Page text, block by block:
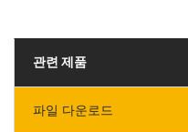
관련 제품
파일 다운로드